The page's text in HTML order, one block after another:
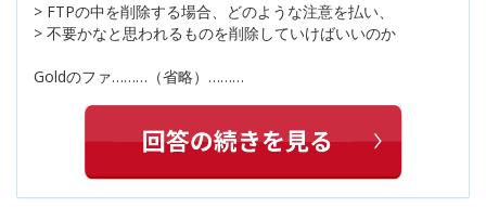
> FTPの中を削除する場合、どのような注意を払い、
> 不要かなと思われるものを削除していけばいいのか
Goldのファ………（省略）………